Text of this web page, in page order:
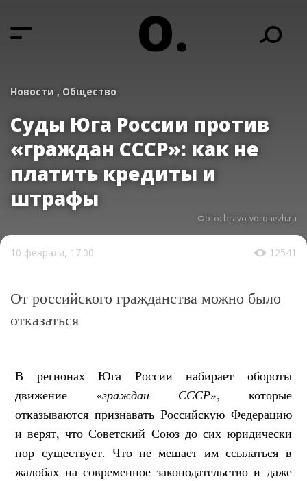
О.
Новости , Общество
Суды Юга России против
«граждан СССР»: как не
платить кредиты и
штрафы
Фото: bravo-voronezh.ru
10 февраля, 17:00 12541
От российского гражданства можно было
отказаться
В регионах Юга России набирает обороты
движение «граждан СССР», которые
отказываются признавать Российскую Федерацию
и верят, что Советский Союз до сих юридически
пор существует. Что не мешает им ссылаться в
жалобах на современное законодательство и даже